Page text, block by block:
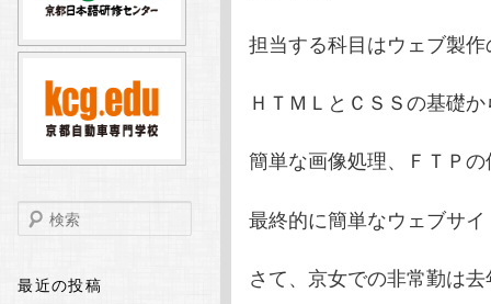
ツ
移
へ
動
担当する科目はウェブ製
ＨＴＭＬとＣＳＳの基礎
簡単な画像処理、ＦＴＰ
最終的に簡単なウェブサ
さて、京女での非常勤は
検
索
最近の投稿